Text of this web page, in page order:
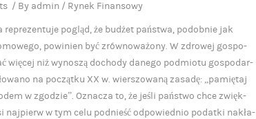
/ By admin/ Rynek Finansowy
pogląd, że budżet państwa, podobnie jak
powinien być zrównoważony. W zdrowej gospo-
więcej niż wynoszą dochody danego podmiotu gospodar-
na początku XX w. wierszowaną zasadę: „pamiętaj
w zgodzie”. Oznacza to, że jeśli państwo chce zwięk-
najpierw w tym celu podnieść odpowiednio podatki nakła-